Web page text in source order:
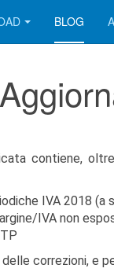
BLOG
contiene,
IVA 2018
IVA non
correzioni, e